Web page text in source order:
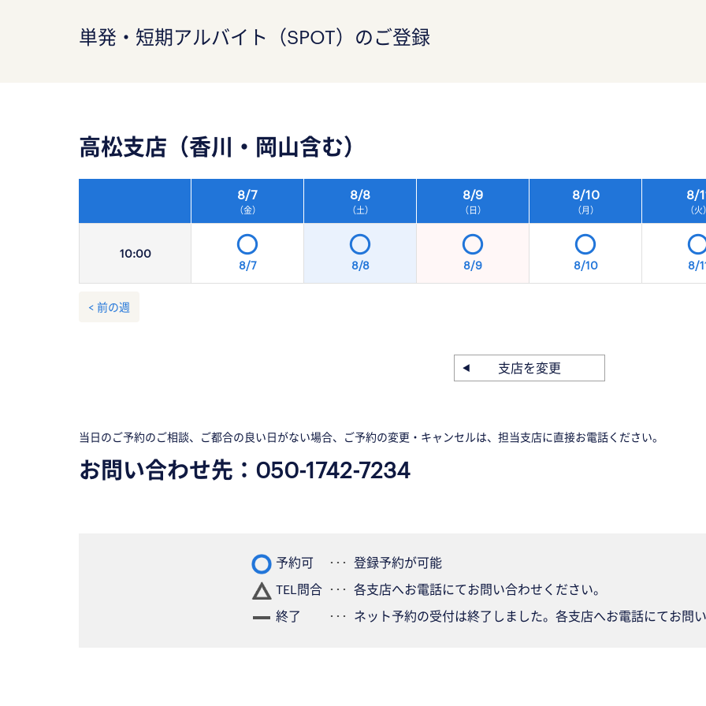
単発・短期アルバイト（SPOT）のご登録
高松支店（香川・岡山含む）
10:00
8/7
（金）
8/8
（土）
8/9
（日）
8/10
（月）
8/
（火）
8/7 8/8 8/9 8/10 8/
< 前の週
支店を変更
当日のご予約のご相談、ご都合の良い日がない場合、ご予約の変更・キャンセルは、担当支店に直接お電話ください。
お問い合わせ先： 050-1742-7234
予約可
登録予約が可能
TEL問合
各支店へお電話にてお問い合わせください。
終了
ネット予約の受付は終了しました。各支店へお電話にてお問い